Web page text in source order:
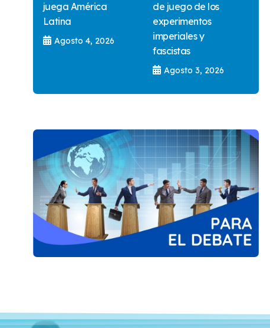
juega América
Latina
Agosto 4, 2026
de juego de los
experimentos
imperiales y
fascistas
Agosto 3, 2026